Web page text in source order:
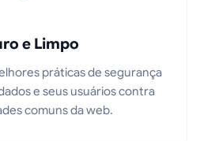
e Limpo
práticas de segurança
e seus usuários contra
comuns da web.